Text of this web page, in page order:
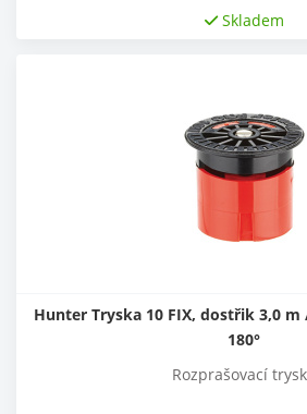
Skladem
Hunter Tryska 10 FIX, dostřik 3,0 m
180°
Rozprašovací